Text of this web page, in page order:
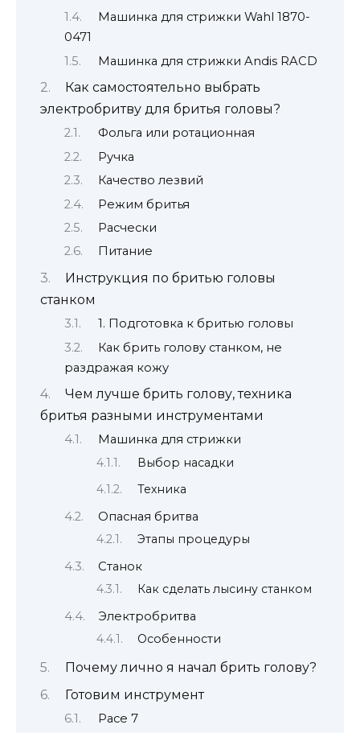
Машинка для стрижки Wahl 1870-
0471
Машинка для стрижки Andis RACD
Как самостоятельно выбрать
электробритву для бритья головы?
Фольга или ротационная
Ручка
Качество лезвий
Режим бритья
Расчески
Питание
Инструкция по бритью головы
станком
1. Подготовка к бритью головы
Как брить голову станком, не
раздражая кожу
Чем лучше брить голову, техника
бритья разными инструментами
Машинка для стрижки
Выбор насадки
Техника
Опасная бритва
Этапы процедуры
Станок
Как сделать лысину станком
Электробритва
Особенности
Почему лично я начал брить голову?
Готовим инструмент
Pace 7